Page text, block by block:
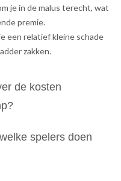
je in de malus terecht, wat
premie.
een relatief kleine schade
zakken.
de kosten
spelers doen